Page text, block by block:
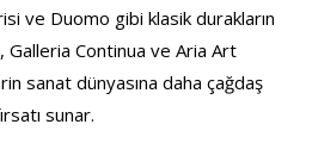
ve Duomo gibi klasik durakların
Galleria Continua ve Aria Art
sanat dünyasına daha çağdaş
sunar.